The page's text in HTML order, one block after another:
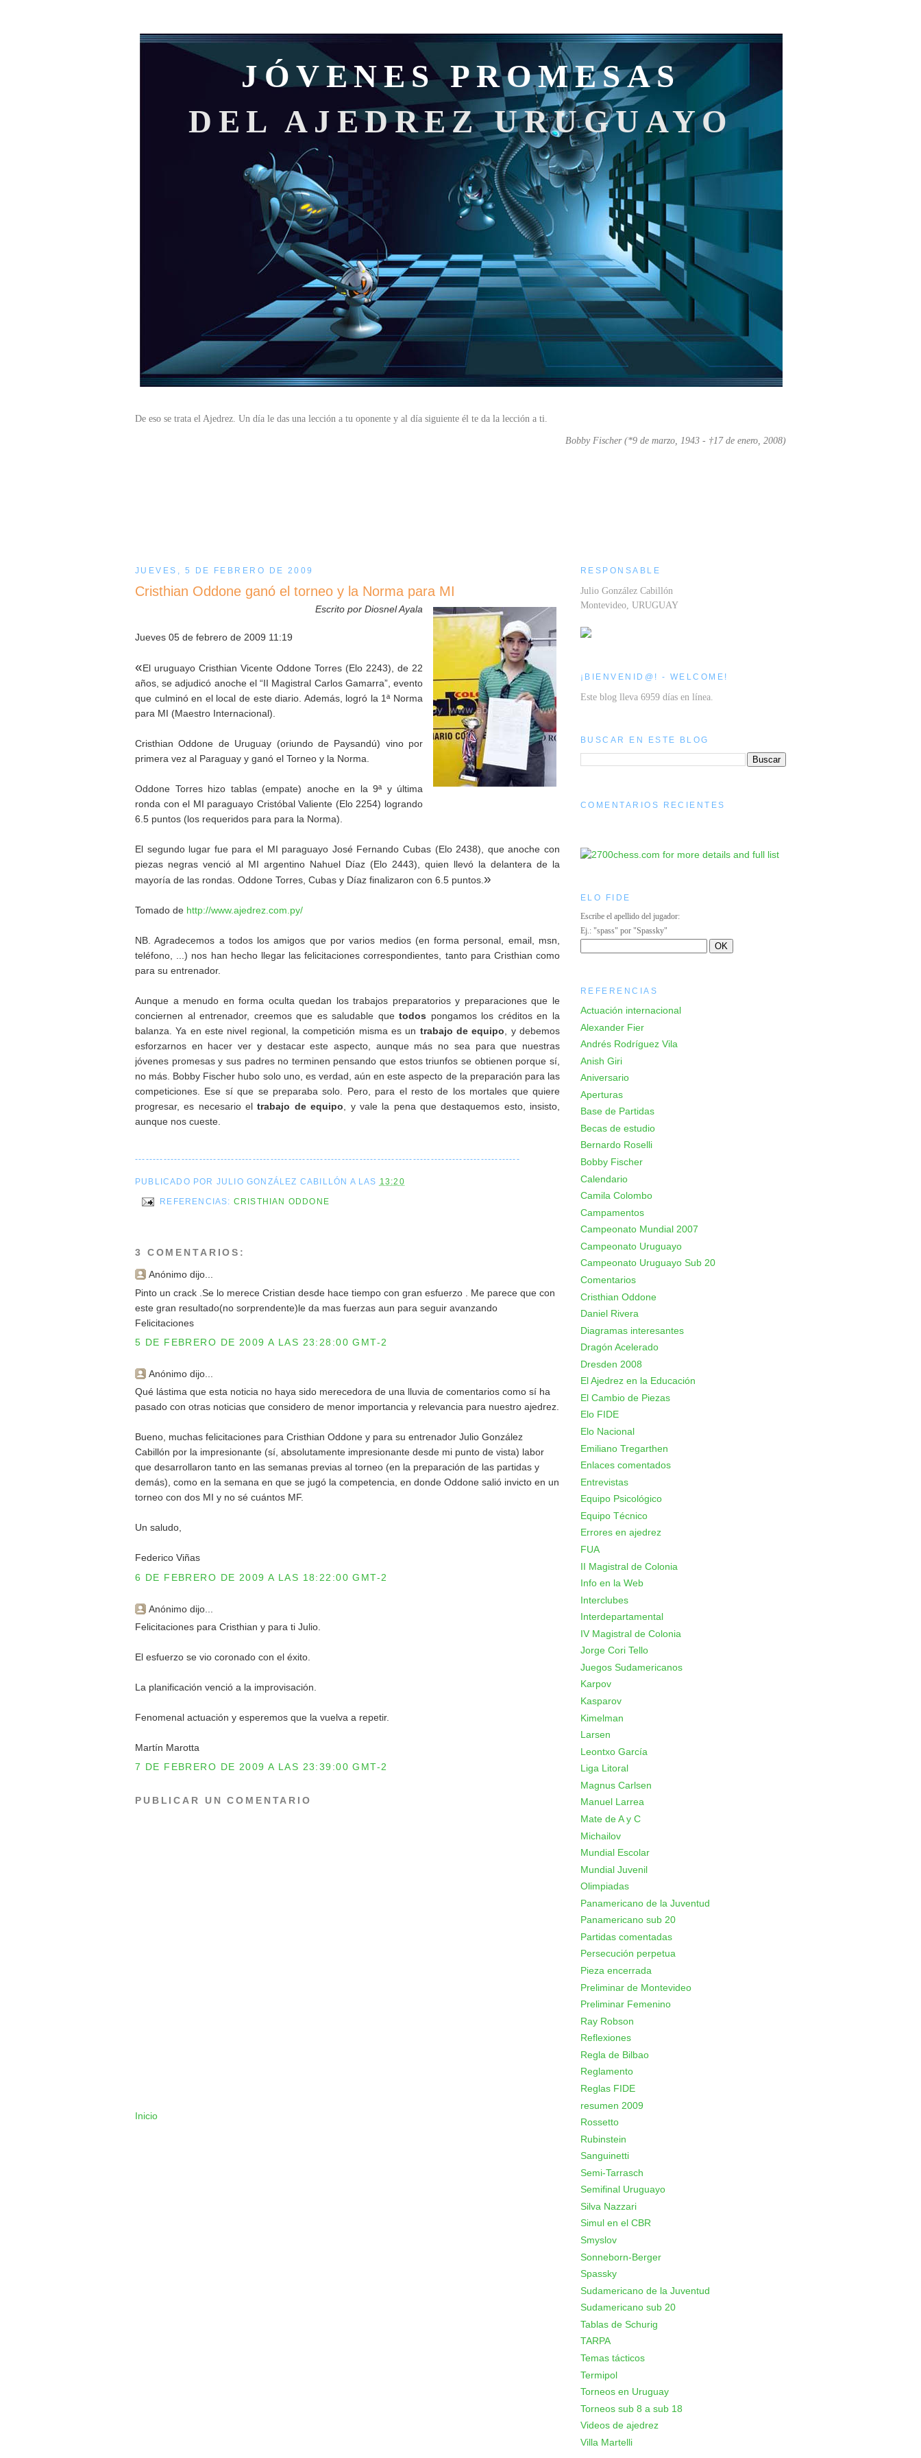
JÓVENES PROMESAS
DEL AJEDREZ URUGUAYO
De eso se trata el Ajedrez. Un día le das una lección a tu oponente y al día siguiente él te da la lección a ti.
Bobby Fischer (*9 de marzo, 1943 - †17 de enero, 2008)
JUEVES, 5 DE FEBRERO DE 2009
Cristhian Oddone ganó el torneo y la Norma para MI
Escrito por Diosnel Ayala
Jueves 05 de febrero de 2009 11:19
«El uruguayo Cristhian Vicente Oddone Torres (Elo 2243), de 22
años, se adjudicó anoche el “II Magistral Carlos Gamarra”, evento
que culminó en el local de este diario. Además, logró la 1ª Norma
para MI (Maestro Internacional).
Cristhian Oddone de Uruguay (oriundo de Paysandú) vino por
primera vez al Paraguay y ganó el Torneo y la Norma.
Oddone Torres hizo tablas (empate) anoche en la 9ª y última
ronda con el MI paraguayo Cristóbal Valiente (Elo 2254) logrando
6.5 puntos (los requeridos para para la Norma).
El segundo lugar fue para el MI paraguayo José Fernando Cubas (Elo 2438), que anoche con
piezas negras venció al MI argentino Nahuel Díaz (Elo 2443), quien llevó la delantera de la
mayoría de las rondas. Oddone Torres, Cubas y Díaz finalizaron con 6.5 puntos.»
Tomado de http://www.ajedrez.com.py/
NB. Agradecemos a todos los amigos que por varios medios (en forma personal, email, msn,
teléfono, ...) nos han hecho llegar las felicitaciones correspondientes, tanto para Cristhian como
para su entrenador.
Aunque a menudo en forma oculta quedan los trabajos preparatorios y preparaciones que le
conciernen al entrenador, creemos que es saludable quetodos pongamos los créditos en la
balanza. Ya en este nivel regional, la competición misma es un trabajo de equipo, y debemos
esforzarnos en hacer ver y destacar este aspecto, aunque más no sea para que nuestras
jóvenes promesas y sus padres no terminen pensando que estos triunfos se obtienen porque sí,
no más. Bobby Fischer hubo solo uno, es verdad, aún en este aspecto de la preparación para las
competiciones. Ese sí que se preparaba solo. Pero, para el resto de los mortales que quiere
progresar, es necesario eltrabajo de equipo, y vale la pena que destaquemos esto, insisto,
aunque nos cueste.
------------------------------------------------------------------------------------------------------------
PUBLICADO POR JULIO GONZÁLEZ CABILLÓN A LAS 13:20
REFERENCIAS: CRISTHIAN ODDONE
3 COMENTARIOS:
Anónimo dijo...
Pinto un crack .Se lo merece Cristian desde hace tiempo con gran esfuerzo . Me parece que con
este gran resultado(no sorprendente)le da mas fuerzas aun para seguir avanzando
Felicitaciones
5 DE FEBRERO DE 2009 A LAS 23:28:00 GMT-2
Anónimo dijo...
Qué lástima que esta noticia no haya sido merecedora de una lluvia de comentarios como sí ha
pasado con otras noticias que considero de menor importancia y relevancia para nuestro ajedrez.
Bueno, muchas felicitaciones para Cristhian Oddone y para su entrenador Julio González
Cabillón por la impresionante (sí, absolutamente impresionante desde mi punto de vista) labor
que desarrollaron tanto en las semanas previas al torneo (en la preparación de las partidas y
demás), como en la semana en que se jugó la competencia, en donde Oddone salió invicto en un
torneo con dos MI y no sé cuántos MF.
Un saludo,
Federico Viñas
6 DE FEBRERO DE 2009 A LAS 18:22:00 GMT-2
Anónimo dijo...
Felicitaciones para Cristhian y para ti Julio.
El esfuerzo se vio coronado con el éxito.
La planificación venció a la improvisación.
Fenomenal actuación y esperemos que la vuelva a repetir.
Martín Marotta
7 DE FEBRERO DE 2009 A LAS 23:39:00 GMT-2
PUBLICAR UN COMENTARIO
Inicio
RESPONSABLE
Julio González Cabillón
Montevideo, URUGUAY
¡BIENVENID@! - WELCOME!
Este blog lleva 6959 días en línea.
BUSCAR EN ESTE BLOG
COMENTARIOS RECIENTES
ELO FIDE
Escribe el apellido del jugador:
Ej.: "spass" por "Spassky"
REFERENCIAS
Actuación internacional
Alexander Fier
Andrés Rodríguez Vila
Anish Giri
Aniversario
Aperturas
Base de Partidas
Becas de estudio
Bernardo Roselli
Bobby Fischer
Calendario
Camila Colombo
Campamentos
Campeonato Mundial 2007
Campeonato Uruguayo
Campeonato Uruguayo Sub 20
Comentarios
Cristhian Oddone
Daniel Rivera
Diagramas interesantes
Dragón Acelerado
Dresden 2008
El Ajedrez en la Educación
El Cambio de Piezas
Elo FIDE
Elo Nacional
Emiliano Tregarthen
Enlaces comentados
Entrevistas
Equipo Psicológico
Equipo Técnico
Errores en ajedrez
FUA
II Magistral de Colonia
Info en la Web
Interclubes
Interdepartamental
IV Magistral de Colonia
Jorge Cori Tello
Juegos Sudamericanos
Karpov
Kasparov
Kimelman
Larsen
Leontxo García
Liga Litoral
Magnus Carlsen
Manuel Larrea
Mate de A y C
Michailov
Mundial Escolar
Mundial Juvenil
Olimpiadas
Panamericano de la Juventud
Panamericano sub 20
Partidas comentadas
Persecución perpetua
Pieza encerrada
Preliminar de Montevideo
Preliminar Femenino
Ray Robson
Reflexiones
Regla de Bilbao
Reglamento
Reglas FIDE
resumen 2009
Rossetto
Rubinstein
Sanguinetti
Semi-Tarrasch
Semifinal Uruguayo
Silva Nazzari
Simul en el CBR
Smyslov
Sonneborn-Berger
Spassky
Sudamericano de la Juventud
Sudamericano sub 20
Tablas de Schurig
TARPA
Temas tácticos
Termipol
Torneos en Uruguay
Torneos sub 8 a sub 18
Videos de ajedrez
Villa Martelli